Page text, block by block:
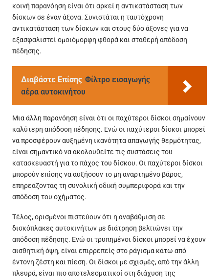
κοινή παρανόηση είναι ότι αρκεί η αντικατάσταση των
δίσκων σε έναν άξονα. Συνιστάται η ταυτόχρονη
αντικατάσταση των δίσκων και στους δύο άξονες για να
εξασφαλιστεί ομοιόμορφη φθορά και σταθερή απόδοση
πέδησης.
Διαβάστε Επίσης Φίλτρο εισαγωγής
αέρα αυτοκινήτου
Μια άλλη παρανόηση είναι ότι οι παχύτεροι δίσκοι σημαίνουν
καλύτερη απόδοση πέδησης. Ενώ οι παχύτεροι δίσκοι μπορεί
να προσφέρουν αυξημένη ικανότητα απαγωγής θερμότητας,
είναι σημαντικό να ακολουθείτε τις συστάσεις του
κατασκευαστή για το πάχος του δίσκου. Οι παχύτεροι δίσκοι
μπορούν επίσης να αυξήσουν το μη αναρτημένο βάρος,
επηρεάζοντας τη συνολική οδική συμπεριφορά και την
απόδοση του οχήματος.
Τέλος, ορισμένοι πιστεύουν ότι η αναβάθμιση σε
δισκόπλακες αυτοκινήτων με διάτρηση βελτιώνει την
απόδοση πέδησης. Ενώ οι τρυπημένοι δίσκοι μπορεί να έχουν
αισθητική όψη, είναι επιρρεπείς στο ράγισμα κάτω από
έντονη ζέστη και πίεση. Οι δίσκοι με σχισμές, από την άλλη
πλευρά, είναι πιο αποτελεσματικοί στη διάχυση της